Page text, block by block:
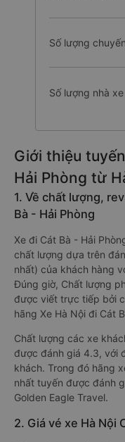
Số lượng
Số lượng nhà xe
Giới thiệu
Hải Phòng từ
1. Về chất lượng,
Bà - Hải Phòng
Xe đi Cát Bà - Hải
chất lượng dựa trên
nhất) của khách hàng
Đúng giờ, Chất lượng
được viết trực tiếp bởi
hãng Xe Hà Nội đi Cát
Chất lượng các xe
được đánh giá 4.3, với
khách. Trong đó hãng
nhất tuyến được đánh
Golden Eagle Travel.
2. Giá vé xe Hà Nội